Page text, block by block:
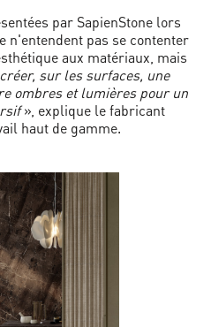
par SapienStone lors
n'entendent pas se contenter
aux matériaux, mais
créer, sur les surfaces, une
ombres et lumières pour un
», explique le fabricant
haut de gamme.